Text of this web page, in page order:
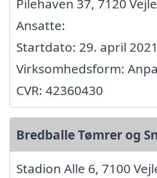
Pilehaven 37, 7120
Ansatte:
Startdato: 29. april
Virksomhedsform:
CVR: 42360430
Bredballe Tømrer og
Stadion Alle 6, 7100